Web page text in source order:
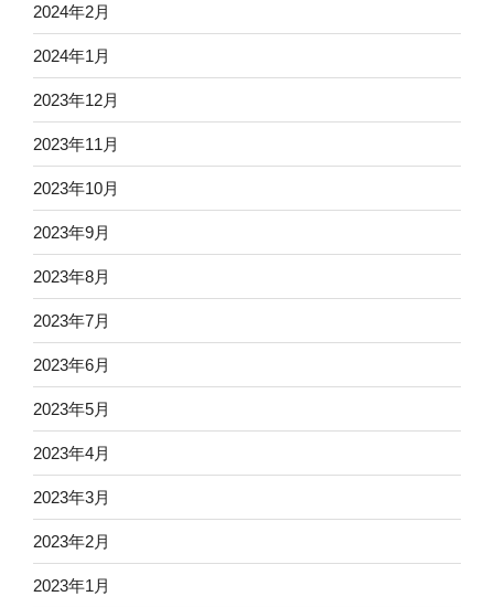
2024年2月
2024年1月
2023年12月
2023年11月
2023年10月
2023年9月
2023年8月
2023年7月
2023年6月
2023年5月
2023年4月
2023年3月
2023年2月
2023年1月